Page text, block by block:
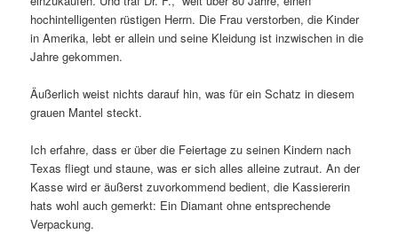
hochintelligenten rüstigen Herrn. Die Frau verstorben, die Kinder
in Amerika, lebt er allein und seine Kleidung ist inzwischen in die
Jahre gekommen.
Äußerlich weist nichts darauf hin, was für ein Schatz in diesem
grauen Mantel steckt.
Ich erfahre, dass er über die Feiertage zu seinen Kindern nach
Texas fliegt und staune, was er sich alles alleine zutraut. An der
Kasse wird er äußerst zuvorkommend bedient, die Kassiererin
hats wohl auch gemerkt: Ein Diamant ohne entsprechende
Verpackung.